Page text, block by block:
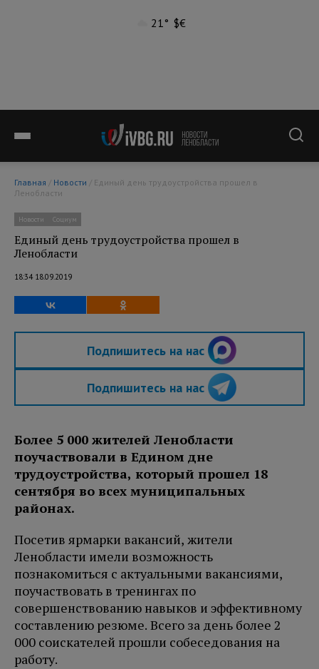
21° $€
Главная / Новости
Ленобласти
Новости Социум
Единый день трудоустройства прошел в
Ленобласти
18:34 18.09.2019
Подпишитесь на нас
Подпишитесь на нас
Более 5 000 жителей Ленобласти
поучаствовали в Едином дне
трудоустройства, который прошел 18
сентября во всех муниципальных
районах.
Посетив ярмарки вакансий, жители
Ленобласти имели возможность
познакомиться с актуальными вакансиями,
поучаствовать в тренингах по
совершенствованию навыков и эффективному
составлению резюме. Всего за день более 2
000 соискателей прошли собеседования на
работу.